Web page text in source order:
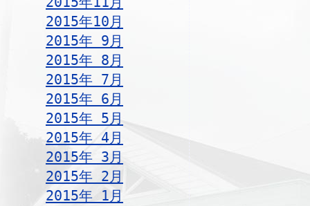
2015年10月
2015年 9月
2015年 8月
2015年 7月
2015年 6月
2015年 5月
2015年 4月
2015年 3月
2015年 2月
2015年 1月